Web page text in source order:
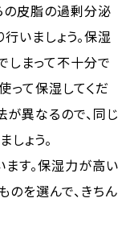
の皮脂の過剰分泌
いましょう。保湿
しまって不十分で
って保湿してくだ
が異なるので、同じ
ょう。
す。保湿力が高い
を選んで、きちん